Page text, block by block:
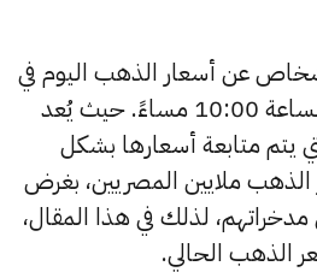
عن أسعار الذهب اليوم في
مصر الأربعاء 13 مايو الساعة 10:00 مساءً. حيث يُعد
يتم متابعة أسعارها بشكل
الذهب ملايين المصريين، بغرض
لذلك في هذا المقال،
الذهب الحالي.